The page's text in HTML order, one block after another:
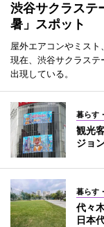
渋谷サクラステ
暑」スポット
屋外エアコンやミス
現在、渋谷サクラステ
出現している。
暮らす
観光
ジョ
暮らす
代々
日本